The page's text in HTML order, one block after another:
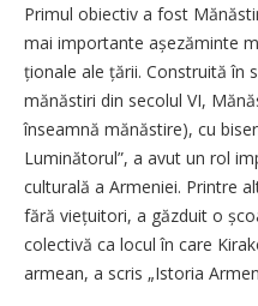
Primul obiectiv a fost
mai importante așezăminte
ționale ale țării. Construită în
mănăstiri din secolul VI,
înseamnă mănăstire), cu
Luminătorul”, a avut un rol
culturală a Armeniei. Printre
fără viețui­tori, a găzduit o
colectivă ca locul în care
armean, a scris „Istoria